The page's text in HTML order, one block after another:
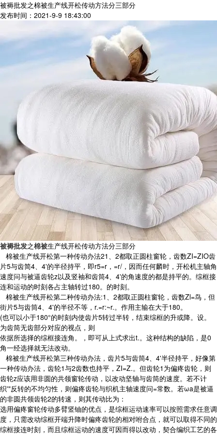
被褥批发之棉被生产线开松传动方法分三部分
发布时间：2021-9-9 18:43:00
被褥批发之棉被生产线开松传动方法分三部分
棉被生产线开松第一种传动办法21、2都取正圆柱窗轮，齿数ZI=ZIO齿
片5与齿简4、4'的半径持平，即r5=r，=r/，因而任何麟时，开松机主轴角
速度问与被逼齿轮z以及竖袖和齿筒4、4'的角速度的都是持平的。综框接
连和运动的时刻各占主轴转过180。的时刻。
棉被生产线开松第二种传动办法:1、2都取正圆柱窗轮，齿数Zl=鸟，但
街片5与齿筒4、4'的半径不等，r.=r:~r.。作用主输在大于180。
(也可以小于180°的时刻内使齿片5转过半转，结束综框的升或降。设。
为齿筒无齿部分对应的视点，则
依据所选择的综框接连角。，即可从上式求出t.。这种结构的缺陷，是0
角一经选择就无法改动。
棉被生产线开松第三种传动办法，齿片5与齿筒4、4'半径持平，好像第
一种传动办法，齿轮1与2齿数也持平，ZI=Z.。但齿轮1为偏疼齿轮，则
齿轮z应该用非圆的共领窗轮传动，以改动坚轴与齿筒的速度。若不计
织'"反转的不均匀性，则偏疼齿轮与织机主轴速度问=常数。若ωa是被逼
的非圆共领齿轮2的转速，则其传动比为：
选用偏疼窗轮传动多臂竖铀的优点，是综框运动速率可以按照需求任意调
度，只需改动综框开端升降时偏疼齿轮的相对咐合点，就可以取得不同的
综框接连时刻，而且综框运动的速度可因而得以改动，契合编织工艺的各